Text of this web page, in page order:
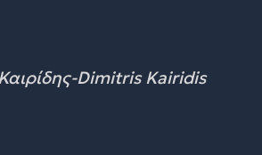
Dimitris Kairidis